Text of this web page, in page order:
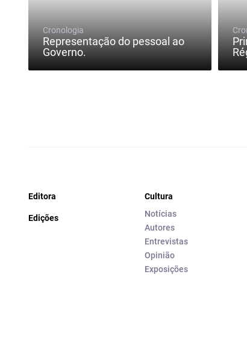
Cronologia
Representação do pessoal ao
Governo.
Editora
Edições
Cultura
Notícias
Autores
Entrevistas
Opinião
Exposições